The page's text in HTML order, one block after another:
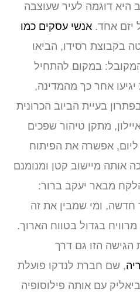
דוגמה לעיר שעוצבה
אחד.אנשי עסקים כמו
רסידו, הביאו
במקום להתחיל
אחר כך מהמדינה,
בעיית הביוב הכרונית
מתקן טיהור שפכים
75,000 מ"ק ליום, אפשרה את הפיתוח
מיישוב קטן ומנומנם
מבאר יעקב ברור:
ומי שמבין את זה
בגדול בטווח הארוך.
הזו גם דרך
, שם חברת לנדקו פועלת
עם אותה פילוסופיה